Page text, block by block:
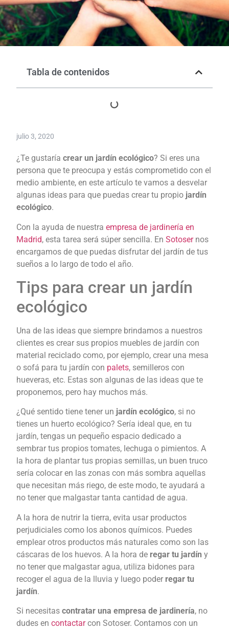
Tabla de contenidos
julio 3, 2020
¿Te gustaría crear un jardín ecológico? Si eres una
persona que te preocupa y estás comprometido con el
medio ambiente, en este artículo te vamos a desvelar
algunas ideas para que puedas crear tu propio jardín
ecológico.
Con la ayuda de nuestra empresa de jardinería en
Madrid, esta tarea será súper sencilla. En Sotosernos
encargamos de que puedas disfrutar del jardín de tus
sueños a lo largo de todo el año.
Tips para crear un jardín
ecológico
Una de las ideas que siempre brindamos a nuestros
clientes es crear sus propios muebles de jardín con
material reciclado como, por ejemplo, crear una mesa
o sofá para tu jardín con palets, semilleros con
hueveras, etc. Estas son algunas de las ideas que te
proponemos, pero hay muchos más.
¿Qué sentido tiene tener un jardín ecológico, si no
tienes un huerto ecológico? Sería ideal que, en tu
jardín, tengas un pequeño espacio dedicado a
sembrar tus propios tomates, lechuga o pimientos. A
la hora de plantar tus propias semillas, un buen truco
sería colocar en las zonas con más sombra aquellas
que necesitan más riego, de este modo, te ayudará a
no tener que malgastar tanta cantidad de agua.
A la hora de nutrir la tierra, evita usar productos
perjudiciales como los abonos químicos. Puedes
emplear otros productos más naturales como son las
cáscaras de los huevos. A la hora de regar tu jardín y
no tener que malgastar agua, utiliza bidones para
recoger el agua de la lluvia y luego poder regar tu
jardín.
Si necesitas contratar una empresa de jardinería, no
dudes en contactarcon Sotoser. Contamos con un